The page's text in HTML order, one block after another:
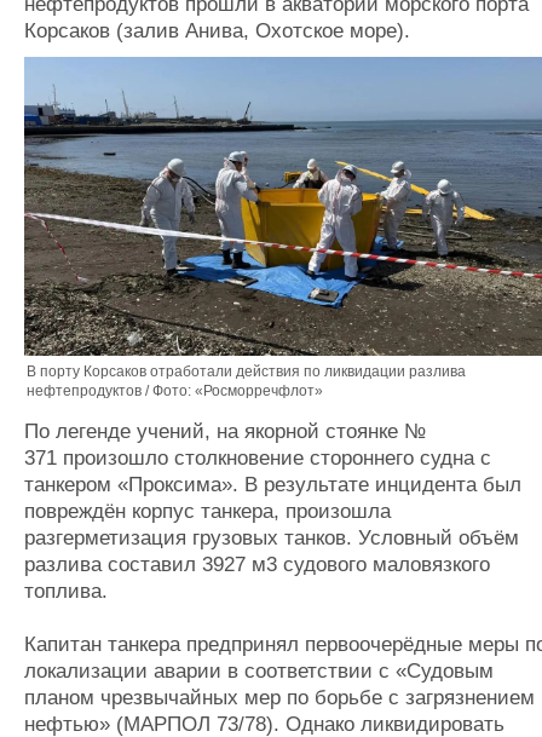
Журнал
Реклама
Конференции
Выставки и семинары
Личности
Словарь
Флот
Галерея флота
Форум
Отзывы
Все службы
Корсаков (залив Анива, Охотское море).
В порту Корсаков отработали действия по ликвидации разлива
нефтепродуктов / Фото: «Росморречфлот»
По легенде учений, на якорной стоянке №
371 произошло столкновение стороннего судна с
танкером «Проксима». В результате инцидента был
повреждён корпус танкера, произошла
разгерметизация грузовых танков. Условный объём
разлива составил 3927 м3 судового маловязкого
топлива.
Капитан танкера предпринял первоочерёдные меры
локализации аварии в соответствии с «Судовым
планом чрезвычайных мер по борьбе с загрязнением
нефтью» (МАРПОЛ 73/78). Однако ликвидировать